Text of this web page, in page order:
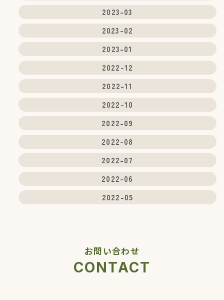
2023-03
2023-02
2023-01
2022-12
2022-11
2022-10
2022-09
2022-08
2022-07
2022-06
2022-05
お問い合わせ
CONTACT